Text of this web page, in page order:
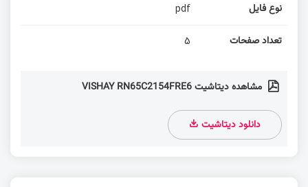
نوع فایل pdf
تعداد صفحات 5
مشاهده دیتاشیت VISHAY RN65C2154FRE6
دانلود دیتاشیت